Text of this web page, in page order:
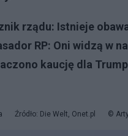
rządu: Istnieje
RP: Oni widzą w
kaucję dla
Źródło: Die Welt, Onet.pl ©